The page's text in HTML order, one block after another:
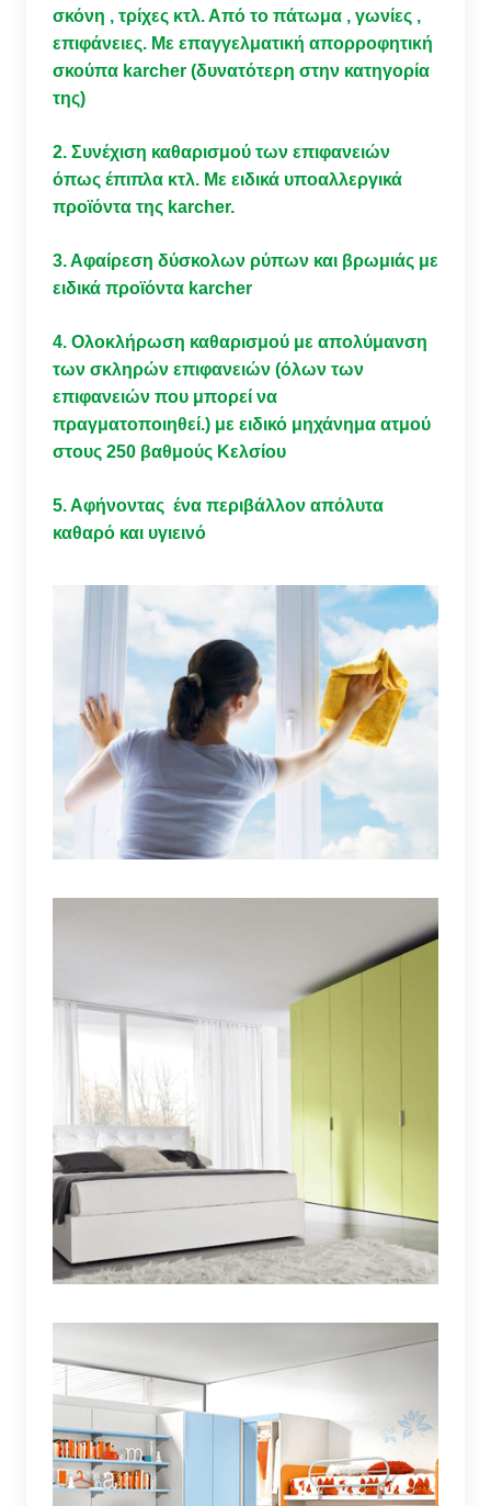
σκόνη , τρίχες κτλ. Από το πάτωμα , γωνίες ,
επιφάνειες. Με επαγγελματική απορροφητική
σκούπα karcher (δυνατότερη στην κατηγορία
της)
2. Συνέχιση καθαρισμού των επιφανειών
όπως έπιπλα κτλ. Με ειδικά υποαλλεργικά
προϊόντα της karcher.
3. Aφαίρεση δύσκολων ρύπων και βρωμιάς με
ειδικά προϊόντα karcher
4. Ολοκλήρωση καθαρισμού με απολύμανση
των σκληρών επιφανειών (όλων των
επιφανειών που μπορεί να
πραγματοποιηθεί.) με ειδικό μηχάνημα ατμού
στους 250 βαθμούς Κελσίου
5. Αφήνοντας ένα περιβάλλον απόλυτα
καθαρό και υγιεινό